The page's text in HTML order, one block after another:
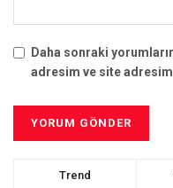
Daha sonraki
adresim ve site adresim
Trend